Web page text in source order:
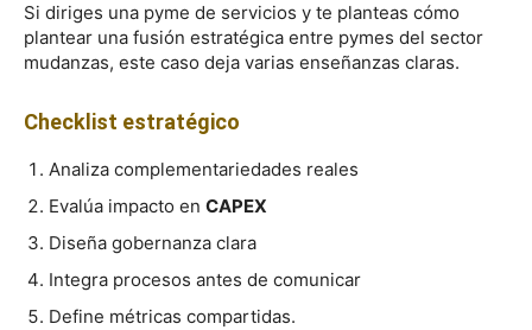
Si diriges una pyme de servicios y te planteas cómo
plantear una fusión estratégica entre pymes del sector
mudanzas, este caso deja varias enseñanzas claras.
Checklist estratégico
Analiza complementariedades reales
Evalúa impacto en CAPEX
Diseña gobernanza clara
Integra procesos antes de comunicar
Define métricas compartidas.